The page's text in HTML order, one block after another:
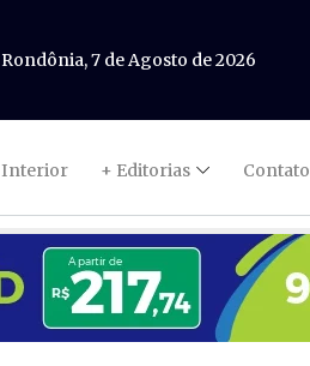
Rondônia, 7 de Agosto de 2026
Interior + Editorias Contato